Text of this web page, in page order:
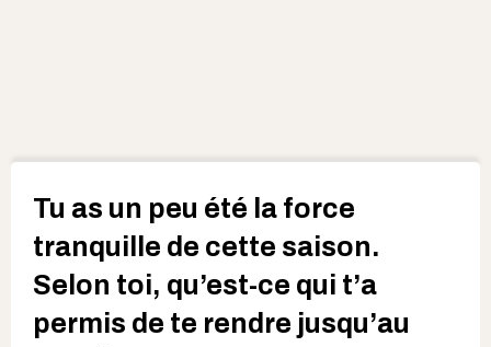
Tu as un peu été la force
tranquille de cette saison.
Selon toi, qu’est-ce qui t’a
permis de te rendre jusqu’au